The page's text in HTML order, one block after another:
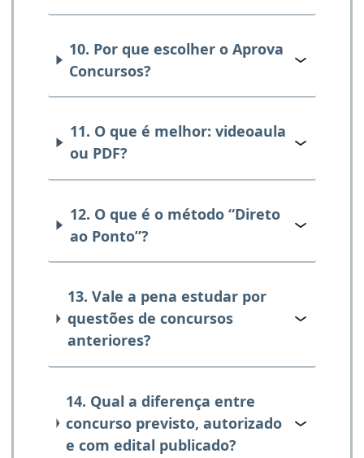
10. Por que escolher o Aprova
Concursos?
11. O que é melhor: videoaula
ou PDF?
12. O que é o método “Direto
ao Ponto”?
13. Vale a pena estudar por
questões de concursos
anteriores?
14. Qual a diferença entre
concurso previsto, autorizado
e com edital publicado?